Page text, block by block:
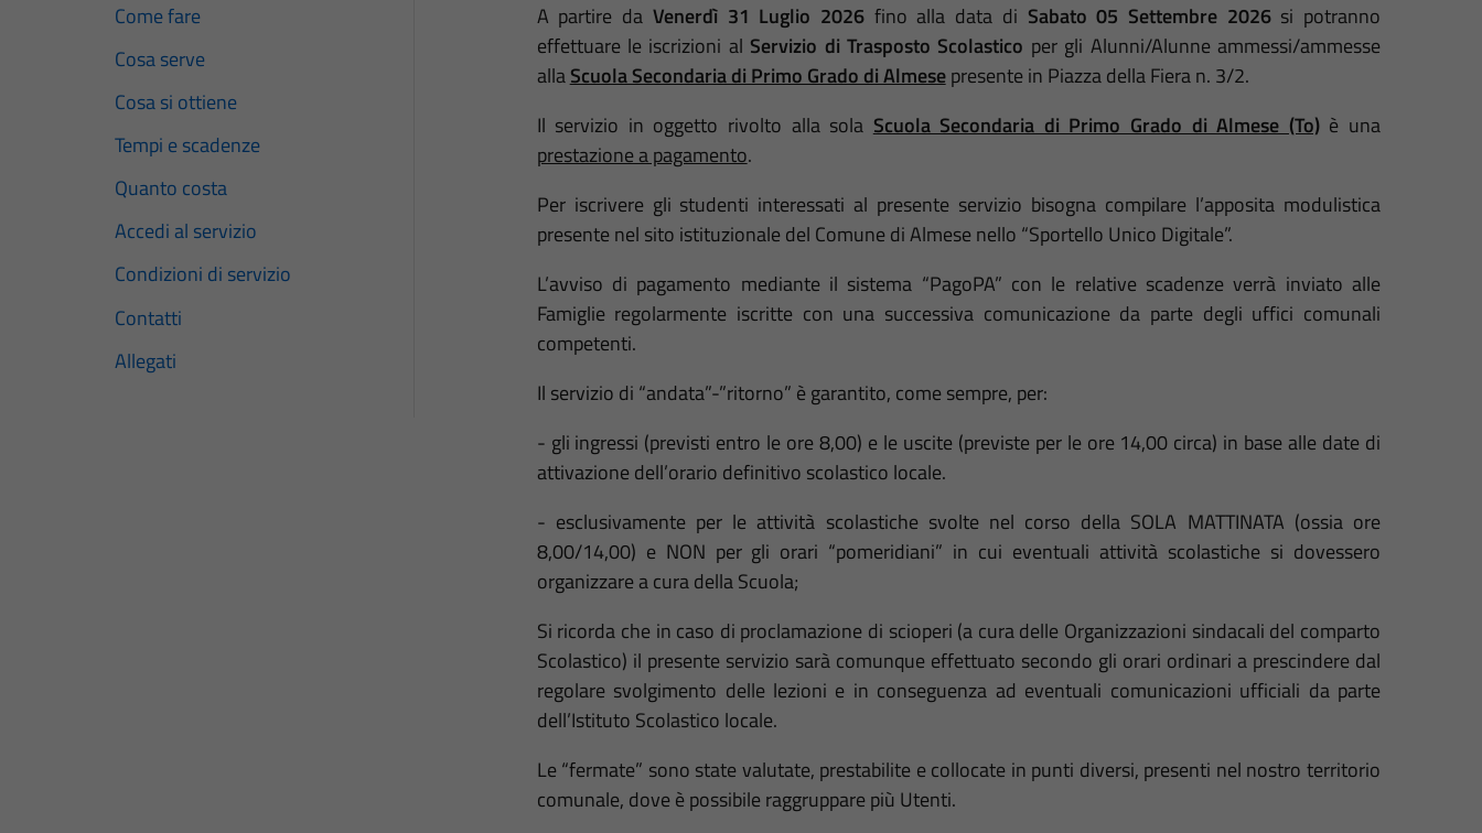
Come fare
Cosa serve
Cosa si ottiene
Tempi e scadenze
Quanto costa
Accedi al servizio
Condizioni di servizio
Contatti
Allegati
A partire da Venerdì 31 Luglio 2026fino alla data di Sabato 05 Settembre 2026si potranno
effettuare le iscrizioni al Servizio di Trasposto Scolastico per gli Alunni/Alunne ammessi/ammesse
allaScuola Secondaria di Primo Grado di Almesepresente in Piazza della Fiera n. 3/2.
Il servizio in oggetto rivolto alla sola Scuola Secondaria di Primo Grado di Almese (To)è una
prestazione a pagamento.
Per iscrivere gli studenti interessati al presente servizio bisogna compilare l’apposita modulistica
presente nel sito istituzionale del Comune di Almese nello “Sportello Unico Digitale”.
L’avviso di pagamento mediante il sistema “PagoPA” con le relative scadenze verrà inviato alle
Famiglie regolarmente iscritte con una successiva comunicazione da parte degli uffici comunali
competenti.
Il servizio di “andata”-”ritorno” è garantito, come sempre, per:
- gli ingressi (previsti entro le ore 8,00) e le uscite (previste per le ore 14,00 circa) in base alle date di
attivazione dell’orario definitivo scolastico locale.
- esclusivamente per le attività scolastiche svolte nel corso della SOLA MATTINATA (ossia ore
8,00/14,00) e NON per gli orari “pomeridiani” in cui eventuali attività scolastiche si dovessero
organizzare a cura della Scuola;
Si ricorda che in caso di proclamazione di scioperi (a cura delle Organizzazioni sindacali del comparto
Scolastico) il presente servizio sarà comunque effettuato secondo gli orari ordinari a prescindere dal
regolare svolgimento delle lezioni e in conseguenza ad eventuali comunicazioni ufficiali da parte
dell’Istituto Scolastico locale.
Le “fermate” sono state valutate, prestabilite e collocate in punti diversi, presenti nel nostro territorio
comunale, dove è possibile raggruppare più Utenti.